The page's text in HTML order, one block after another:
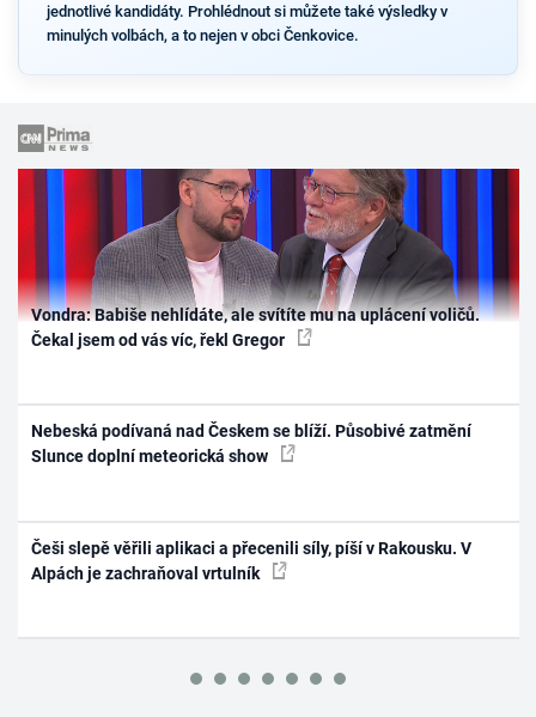
jednotlivé kandidáty. Prohlédnout si můžete také výsledky v
minulých volbách, a to nejen v obci Čenkovice.
Vondra: Babiše nehlídáte, ale svítíte mu na uplácení voličů.
Čekal jsem od vás víc, řekl Gregor
Nebeská podívaná nad Českem se blíží. Působivé zatmění
Slunce doplní meteorická show
Češi slepě věřili aplikaci a přecenili síly, píší v Rakousku. V
Alpách je zachraňoval vrtulník